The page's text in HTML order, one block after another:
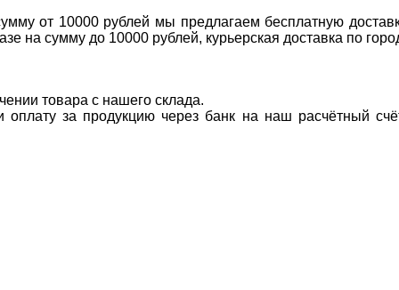
от 10000 рублей мы предлагаем бесплатную
на сумму до 10000 рублей, курьерская доставка по
товара с нашего склада.
оплату за продукцию через банк на наш расчётный